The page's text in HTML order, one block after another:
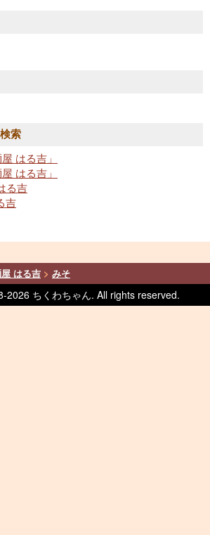
索
はる吉」
はる吉」
る吉
吉
はる吉 > みそ
2026 ちくわちゃん. All rights reserved.